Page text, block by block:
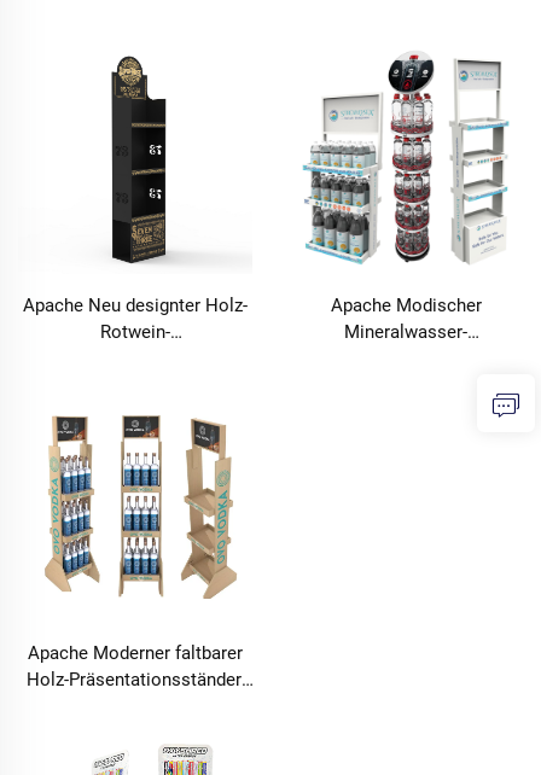
Lebensmittelgeschäft
Weingeschäft
Rädern
Apache Neu designter Holz-
Rotwein-
Apache Modischer
Mineralwasser-
Bodenmodell für beliebte
Apache Moderner faltbarer
Holz-Präsentationsständer,
Supermarkt-Bodenständer